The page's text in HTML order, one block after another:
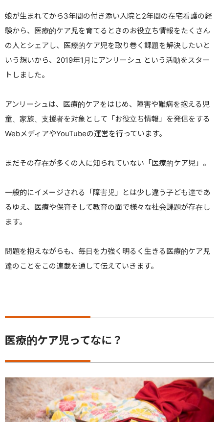
娘が生まれてから3年間の付き添い入院と2年間の在宅看護の経
験から、医療的ケア児を育てるときのお役立ち情報をたくさん
の人とシェアし、医療的ケア児を取り巻く課題を解決したいと
いう想いから、2019年1月にアンリーシュ という活動をスター
トしました。
アンリーシュは、医療的ケアをはじめ、障害や難病を抱える児
童、家族、支援者を対象として「お役立ち情報」を発信をする
WebメディアやYouTubeの運営を行っています。
まだその存在が多くの人に知られていない「医療的ケア児」。
一般的にイメージされる「障害児」とは少し違う子ども達であ
るゆえ、医療や保育そして教育の面で様々な社会課題が存在し
ます。
問題を抱えながらも、毎日を力強く明るく生きる医療的ケア児
達のことをこの連載を通して伝えていきます。
医療的ケア児ってなに？